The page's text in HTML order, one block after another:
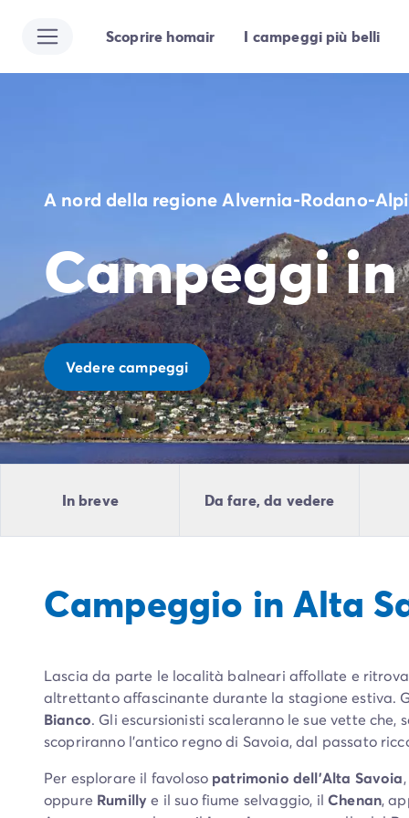
Tutte le destinazioni
Campeggio Rimini
Campeggio Lombardia
Campeggio Lago di Garda
Campeggio Cisano di Bardolino
Campeggio Peschiera Del Garda
Campeggio Riva del Garda
Campeggio San Felice del Benaco
Campeggio Lago Maggiore
Campeggio Piemonte
Campeggio Sardegna
Campeggio Alghero
Campeggio Firenze
Campeggio San Vincenzo
Campeggio Trentino-Alto-Adige
Campeggio Lazise
Campeggio Sottomarina di Chioggia
Campeggio Venezia
Campeggio Cavallino - Treporti
Campeggio Verona
Campeggio Croazia
Campeggio Dalmazia
Scoprire homair I campeggi più belli
A nord della regione Alvernia-Rodano-Alpi
Campeggi
Vedere campeggi
In breve Da fare, da vedere
Campeggio in Alta
Lascia da parte le località balneari affollate e
altrettanto affascinante durante la stagione estiva.
Bianco. Gli escursionisti scaleranno le sue vette
scopriranno l’antico regno di Savoia, dal passato
Per esplorare il favoloso patrimonio dell’Alta Savoia
oppure Rumillye il suo fiume selvaggio, ilChenan,